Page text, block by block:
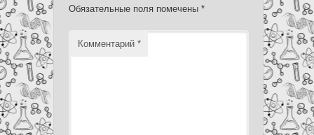
Обязательные поля помечены *
Комментарий *